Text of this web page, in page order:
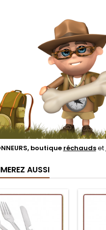
boutique réchaudset
AUSSI